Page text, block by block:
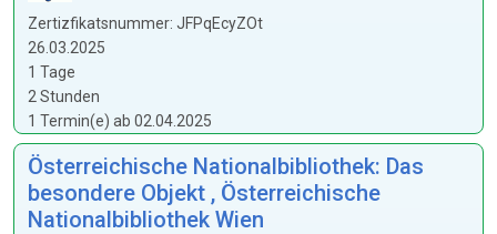
Zertizfikatsnummer: JFPqEcyZOt
26.03.2025
1 Tage
2 Stunden
1 Termin(e) ab 02.04.2025
Österreichische Nationalbibliothek: Das
besondere Objekt , Österreichische
Nationalbibliothek Wien